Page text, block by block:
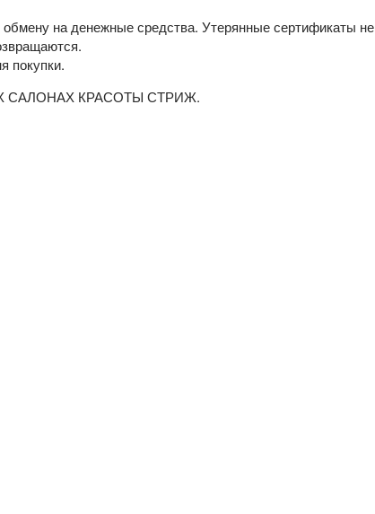
на денежные средства. Утерянные сертификаты не
покупки.
САЛОНАХ КРАСОТЫ СТРИЖ.